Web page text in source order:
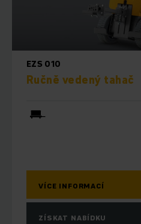
EZS 010
Ručně vedený tahač
VÍCE INFORMACÍ
ZÍSKAT NABÍDKU